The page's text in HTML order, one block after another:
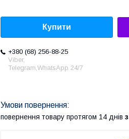
Купити
+380 (68) 256-88-25
Viber,
Telegram,WhatsApp 24/7
повернення товару протягом 14 днів